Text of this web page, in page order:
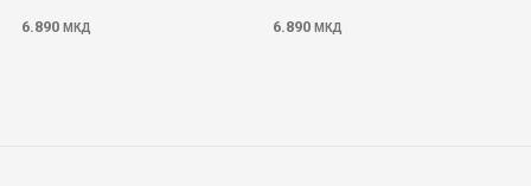
6.890 МКД 6.890 МКД